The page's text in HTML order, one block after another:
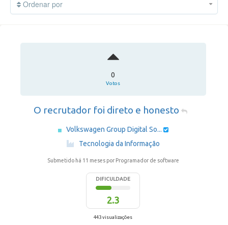
Ordenar por
0
Votos
O recrutador foi direto e honesto
Volkswagen Group Digital So...
Tecnologia da Informação
Submetido há 11 meses por Programador de software
DIFICULDADE
2.3
443 visualizações